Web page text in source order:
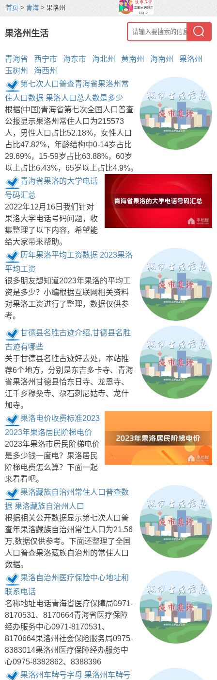
首页 > 青海 > 果洛州
果洛州生活
青海省 西宁市 海东市 海北州 黄南州 海南州
果洛州
玉树州
海西州
第七次人口普查青海省果洛州常
住人口数据 果洛人口总人数是多少
根据(中国)青海省第七次全国人口普查
公报显示果洛州常住人口为215573
人，男性人口占比52.18%，女性人口
占比47.82%，年龄结构中0-14岁占比
29.69%，15-59岁占比63.88%，60岁
以上占比6.43%，65岁以上占比4.9%。
青海省果洛的大学电话
号码汇总
2022年12月16日我们针对
果洛大学电话号码问题，收
集整理了以下内容，希望能
给大家带来帮助。
历年果洛平均工资数据 2023果洛
平均工资
很多朋友想知道2023年果洛的平均工
资是多少？小编根据互联网相关资料
对果洛工资进行了整理，数据仅供参
考。
甘德县名胜古迹介绍,甘德县名胜
古迹有哪些
关于甘德县名胜古迹好去处，本站推
荐6个地方，分别是东吉多卡寺、青海
省果洛州甘德县恰东日寺、龙恩寺、
江千乡穆桑寺、尕石刺尼姑寺、龙什
加寺。
果洛电价收费标准2023
2023年果洛居民阶梯电价
2023年果洛市居民阶梯电价
是多少钱一度电？果洛居民
阶梯电费怎么算？下面一起
来看看吧。
果洛藏族自治州常住人口普查数
据 果洛藏族自治州人口
根据相关公开数据显示第七次人口普
查年果洛藏族自治州常住人口为21.56
万,数据仅供参考。下面还整理了全国
人口普查果洛藏族自治州的常住人口
数据。
果洛自治州医疗保险中心地址和
联系电话
名称地址电话青海省医疗保障局0971-
8170531、8170664青海省医疗保障
经办服务中心0971-8170531、
8170664果洛州社会保险服务局0975-
8383014果洛州医疗保障经办服务中
心0975-8382862、8388396
果洛州车牌号字母 果洛州车牌号